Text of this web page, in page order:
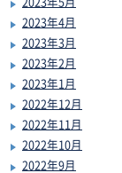
2023年4月
2023年3月
2023年2月
2023年1月
2022年12月
2022年11月
2022年10月
2022年9月